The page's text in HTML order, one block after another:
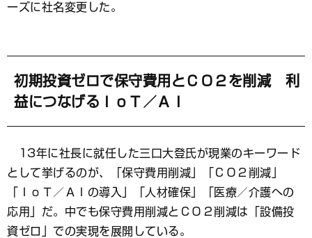
ーズに社名変更した。
初期投資ゼロで保守費用とＣＯ２を削減 利
益につなげるＩｏＴ／ＡＩ
13年に社長に就任した三口大登氏が現業のキーワード
として挙げるのが、「保守費用削減」「ＣＯ２削減」
「ＩｏＴ／ＡＩの導入」「人材確保」「医療／介護への
応用」だ。中でも保守費用削減とＣＯ２削減は「設備投
資ゼロ」での実現を展開している。